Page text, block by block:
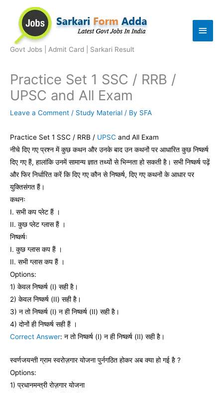
content
Govt Jobs | Admit Card | Sarkari Result
Main
Practice Set 1 SSC / RRB /
UPSC and All Exam
Leave a Comment / Study Material / By SFA
Practice Set 1 SSC / RRB / UPSC and All Exam
नीचे दिए गए प्रश्न में कुछ कथन और उनके बाद उन कथनों पर आधारित कुछ निष्कर्ष
दिए गए हैं, हालांकि उनमें सामान्य ज्ञात तथ्यों से भिन्नता हो सकती है। सभी निष्कर्ष पढ़ें
और फिर निर्धारित करें कि दिए गए कौन से निष्कर्ष, दिए गए कथनों के आधार पर
युक्तिसंगत हैं।
कथनः
I. सभी कप प्लेट हैं ।
II. कुछ प्लेट ग्लास हैं ।
निष्कर्षः
I. कुछ ग्लास कप हैं ।
II. सभी ग्लास कप हैं ।
Options:
1) केवल निष्कर्ष (I) सही है।
2) केवल निष्कर्ष (II) सही है।
3) न तो निष्कर्ष (I) न ही निष्कर्ष (II) सही है।
4) दोनों ही निष्कर्ष सही हैं ।
Correct Answer: न तो निष्कर्ष (I) न ही निष्कर्ष (II) सही है।
स्‍वर्णजयन्‍ती ग्राम स्‍वरोज़गार योजना पुर्नगठित होकर अब क्‍या हो गई है ?
Options:
1) प्रधानमन्‍त्री रोज़गार योजना